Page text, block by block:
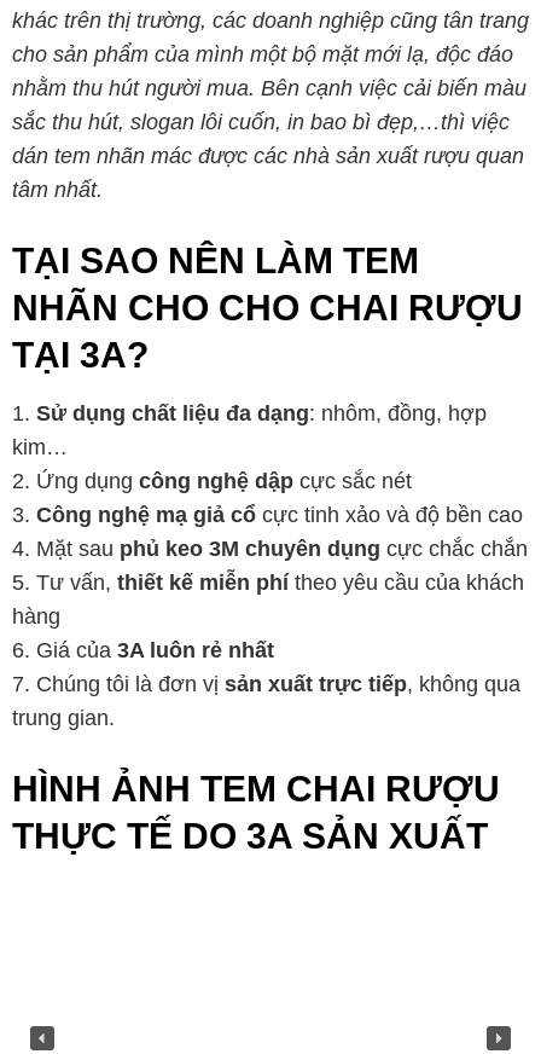
khác trên thị trường, các doanh nghiệp cũng tân trang
cho sản phẩm của mình một bộ mặt mới lạ, độc đáo
nhằm thu hút người mua. Bên cạnh việc cải biến màu
sắc thu hút, slogan lôi cuốn, in bao bì đẹp,…thì việc
dán tem nhãn mác được các nhà sản xuất rượu quan
tâm nhất.
TẠI SAO NÊN LÀM TEM
NHÃN CHO CHO CHAI RƯỢU
TẠI 3A?
1. Sử dụng chất liệu đa dạng: nhôm, đồng, hợp
kim…
2. Ứng dụng công nghệ dập cực sắc nét
3. Công nghệ mạ giả cổ cực tinh xảo và độ bền cao
4. Mặt sau phủ keo 3M chuyên dụng cực chắc chắn
5. Tư vấn, thiết kế miễn phítheo yêu cầu của khách
hàng
6. Giá của 3A luôn rẻ nhất
7. Chúng tôi là đơn vị sản xuất trực tiếp, không qua
trung gian.
HÌNH ẢNH TEM CHAI RƯỢU
THỰC TẾ DO 3A SẢN XUẤT